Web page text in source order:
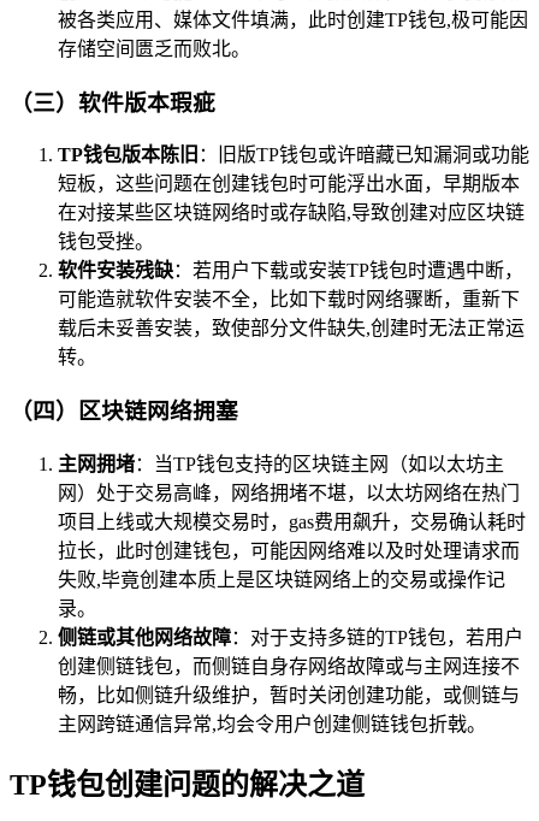
被各类应用、媒体文件填满，此时创建TP钱包,极可能因
存储空间匮乏而败北。
（三）软件版本瑕疵
TP钱包版本陈旧 ：旧版TP钱包或许暗藏已知漏洞或功能
短板，这些问题在创建钱包时可能浮出水面，早期版本
在对接某些区块链网络时或存缺陷,导致创建对应区块链
钱包受挫。
软件安装残缺：若用户下载或安装TP钱包时遭遇中断，
可能造就软件安装不全，比如下载时网络骤断，重新下
载后未妥善安装，致使部分文件缺失,创建时无法正常运
转。
（四）区块链网络拥塞
主网拥堵：当TP钱包支持的区块链主网（如以太坊主
网）处于交易高峰，网络拥堵不堪，以太坊网络在热门
项目上线或大规模交易时，gas费用飙升，交易确认耗时
拉长，此时创建钱包，可能因网络难以及时处理请求而
失败,毕竟创建本质上是区块链网络上的交易或操作记
录。
侧链或其他网络故障：对于支持多链的TP钱包，若用户
创建侧链钱包，而侧链自身存网络故障或与主网连接不
畅，比如侧链升级维护，暂时关闭创建功能，或侧链与
主网跨链通信异常,均会令用户创建侧链钱包折戟。
TP钱包创建问题的解决之道